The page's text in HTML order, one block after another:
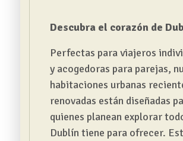
Descubra el corazón de
Perfectas para viajeros
y acogedoras para parejas,
habitaciones urbanas
renovadas están diseñadas
quienes planean explorar
Dublín tiene para ofrecer.